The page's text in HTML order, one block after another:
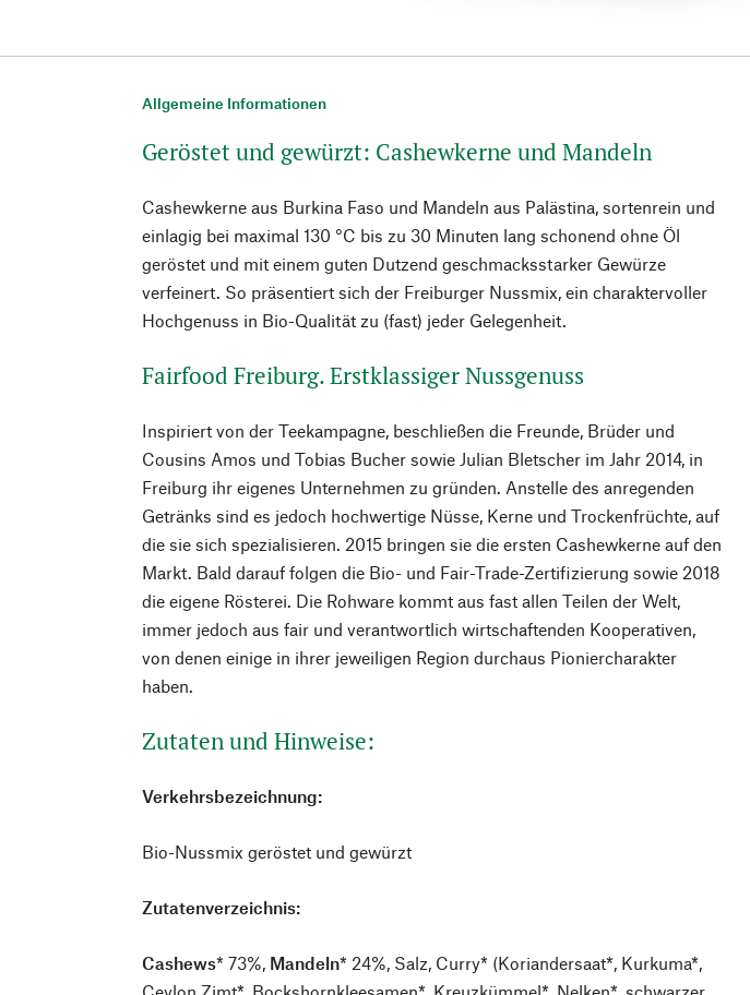
Allgemeine Informationen
Geröstet und gewürzt: Cashewkerne und Mandeln
Cashewkerne aus Burkina Faso und Mandeln aus Palästina, sortenrein und
einlagig bei maximal 130 °C bis zu 30 Minuten lang schonend ohne Öl
geröstet und mit einem guten Dutzend geschmacksstarker Gewürze
verfeinert. So präsentiert sich der Freiburger Nussmix, ein charaktervoller
Hochgenuss in Bio-Qualität zu (fast) jeder Gelegenheit.
Fairfood Freiburg. Erstklassiger Nussgenuss
Inspiriert von der Teekampagne, beschließen die Freunde, Brüder und
Cousins Amos und Tobias Bucher sowie Julian Bletscher im Jahr 2014, in
Freiburg ihr eigenes Unternehmen zu gründen. Anstelle des anregenden
Getränks sind es jedoch hochwertige Nüsse, Kerne und Trockenfrüchte, auf
die sie sich spezialisieren. 2015 bringen sie die ersten Cashewkerne auf den
Markt. Bald darauf folgen die Bio- und Fair-Trade-Zertifizierung sowie 2018
die eigene Rösterei. Die Rohware kommt aus fast allen Teilen der Welt,
immer jedoch aus fair und verantwortlich wirtschaftenden Kooperativen,
von denen einige in ihrer jeweiligen Region durchaus Pioniercharakter
haben.
Zutaten und Hinweise:
Verkehrsbezeichnung:
Bio-Nussmix geröstet und gewürzt
Zutatenverzeichnis:
Cashews* 73%, Mandeln* 24%, Salz, Curry* (Koriandersaat*, Kurkuma*,